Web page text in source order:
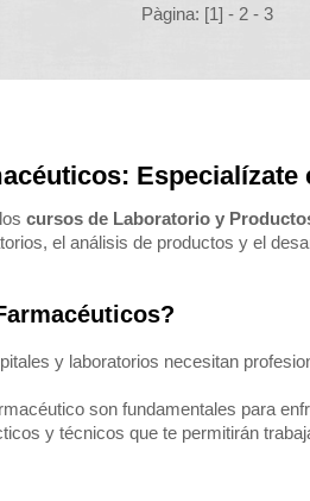
Pàgina: [1] - 2- 3
Especialízate
loscursos de Laboratorio y
el análisis de productos y el
y laboratorios necesitan
son fundamentales para
y técnicos que te permitirán